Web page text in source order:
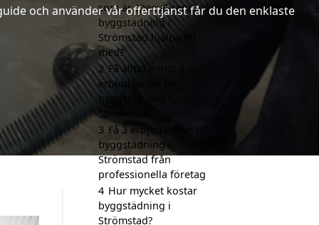
och använder vår offerttjänst får du den enklaste
som är specialiserat på
byggstädning i
Strömstad hjälpa till
med?
2 Få alltid minst 3
erbjudanden för
byggstädning i
Strömstad
3 Få 3 erbjudanden för
byggstädning i
Strömstad från
professionella företag
4 Hur mycket kostar
byggstädning i
Strömstad?